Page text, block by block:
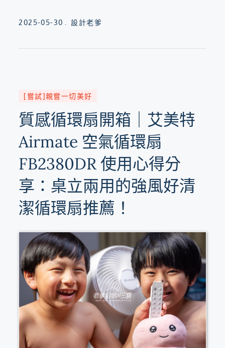
Posted
2025-05-30 設計老爹
[嘗試]親嘗一切美好
質感循環扇開箱｜艾美特
Airmate 空氣循環扇
FB2380DR 使用心得分
享：桌立兩用的強風好清
潔循環扇推薦！